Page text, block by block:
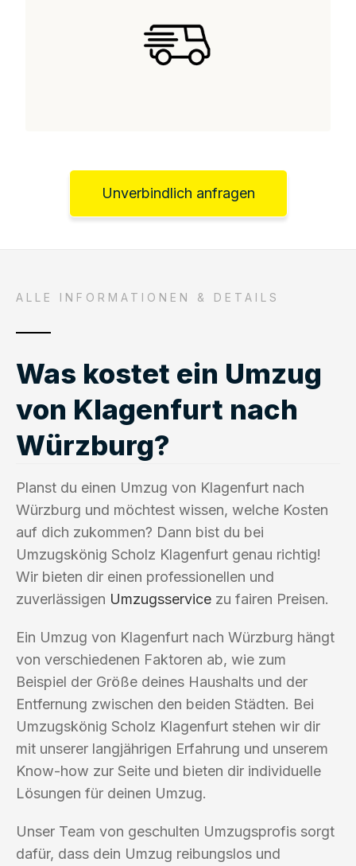
Unverbindlich anfragen
ALLE INFORMATIONEN & DETAILS
Was kostet ein Umzug
von Klagenfurt nach
Würzburg?
Planst du einen Umzug von Klagenfurt nach
Würzburg und möchtest wissen, welche Kosten
auf dich zukommen? Dann bist du bei
Umzugskönig Scholz Klagenfurt genau richtig!
Wir bieten dir einen professionellen und
zuverlässigen Umzugsservice zu fairen Preisen.
Ein Umzug von Klagenfurt nach Würzburg hängt
von verschiedenen Faktoren ab, wie zum
Beispiel der Größe deines Haushalts und der
Entfernung zwischen den beiden Städten. Bei
Umzugskönig Scholz Klagenfurt stehen wir dir
mit unserer langjährigen Erfahrung und unserem
Know-how zur Seite und bieten dir individuelle
Lösungen für deinen Umzug.
Unser Team von geschulten Umzugsprofis sorgt
dafür, dass dein Umzug reibungslos und